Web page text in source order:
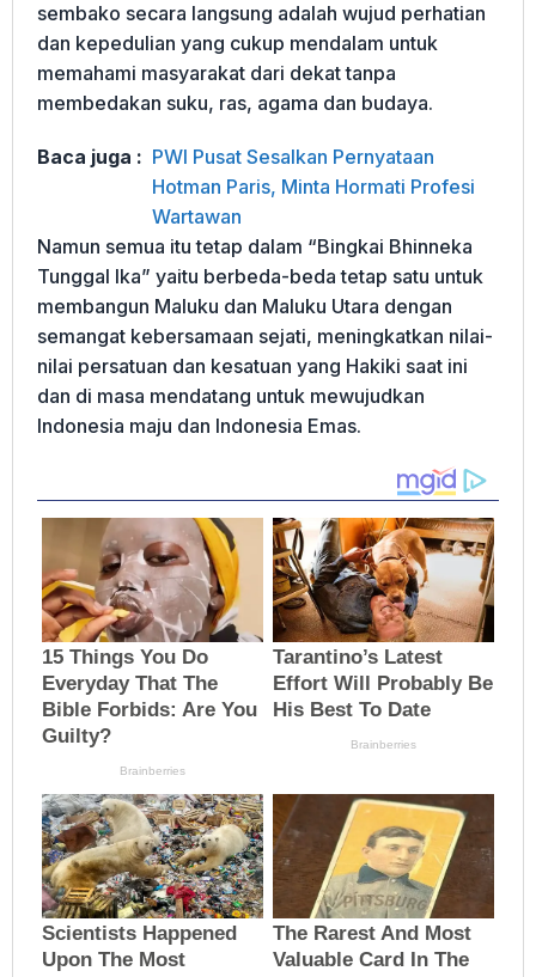
sembako secara langsung adalah wujud perhatian
dan kepedulian yang cukup mendalam untuk
memahami masyarakat dari dekat tanpa
membedakan suku, ras, agama dan budaya.
Baca juga : PWI Pusat Sesalkan Pernyataan
Hotman Paris, Minta Hormati Profesi
Wartawan
Namun semua itu tetap dalam “Bingkai Bhinneka
Tunggal Ika” yaitu berbeda-beda tetap satu untuk
membangun Maluku dan Maluku Utara dengan
semangat kebersamaan sejati, meningkatkan nilai-
nilai persatuan dan kesatuan yang Hakiki saat ini
dan di masa mendatang untuk mewujudkan
Indonesia maju dan Indonesia Emas.